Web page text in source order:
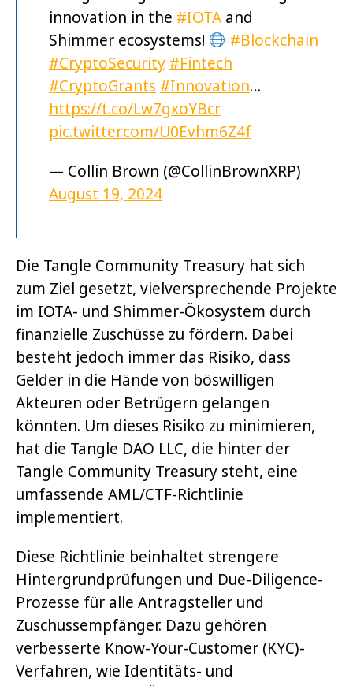
innovation in the #IOTA and
Shimmer ecosystems!
#Blockchain
#CryptoSecurity #Fintech
#CryptoGrants #Innovation…
https://t.co/Lw7gxoYBcr
pic.twitter.com/U0Evhm6Z4f
— Collin Brown (@CollinBrownXRP)
August 19, 2024
Die Tangle Community Treasury hat sich
zum Ziel gesetzt, vielversprechende Projekte
im IOTA- und Shimmer-Ökosystem durch
finanzielle Zuschüsse zu fördern. Dabei
besteht jedoch immer das Risiko, dass
Gelder in die Hände von böswilligen
Akteuren oder Betrügern gelangen
könnten. Um dieses Risiko zu minimieren,
hat die Tangle DAO LLC, die hinter der
Tangle Community Treasury steht, eine
umfassende AML/CTF-Richtlinie
implementiert.
Diese Richtlinie beinhaltet strengere
Hintergrundprüfungen und Due-Diligence-
Prozesse für alle Antragsteller und
Zuschussempfänger. Dazu gehören
verbesserte Know-Your-Customer (KYC)-
Verfahren, wie Identitäts- und